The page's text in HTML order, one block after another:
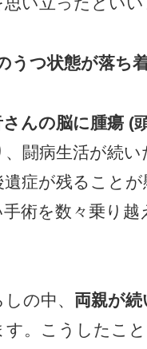
うつ状態が落ち
んの脳に腫瘍 (
闘病生活が続い
遺症が残ること
術を数々乗り越
の中、 両親が
す。こうしたこ